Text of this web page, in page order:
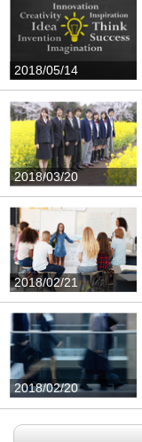
2018/05/14
2018/03/20
2018/02/21
2018/02/20